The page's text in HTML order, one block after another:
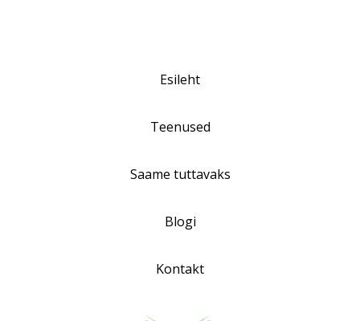
Esileht
Teenused
Saame tuttavaks
Blogi
Kontakt